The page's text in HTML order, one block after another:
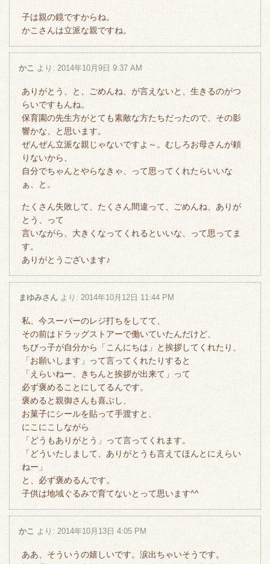
子は親の鏡ですからね。
かこさんは立派な親ですね。
かこ より: 2014年10月9日 9:37 AM
ありがとう、と、ごめんね、が言えないと、生きるのがつ
らいですもんね。
保育園の先生方がとても素敵な方たちだったので、その影
響かな、と思います。
ぜんぜん立派な親じゃないですよ～。むしろお母さんが頼
りないから、
自分でちゃんとやらなきゃ、って思ってくれたらいいな
ぁ、と。
たくさん失敗して、たくさん間違って、ごめんね、ありが
とう、って
言いながら、大きくなってくれるといいな、って思ってま
す。
ありがとうございます♪
まゆみさん より: 2014年10月12日 11:44 PM
私、今スーパーのレジ打ちをしてて、
その前はドラッグストアーで働いていたんだけど、
ちびっ子が自分から「こんにちは」と挨拶してくれたり、
「お願いします」って言ってくれたりすると
「えらいねー、きちんと挨拶が出来て」って
必ず褒めることにしてるんです。
褒めると親御さんも喜ぶし、
お菓子にシールを貼って手渡すと、
にこにこしながら
「どうもありがとう」って言ってくれます。
「どういたしまして、ありがとうも言えてほんとにえらい
ねー」
と、必ず褒めるんです。
子供は地域ぐるみで育てないとって思います^^
かこ より: 2014年10月13日 4:05 PM
ああ、そういうの嬉しいです。涙出ちゃいそうです。